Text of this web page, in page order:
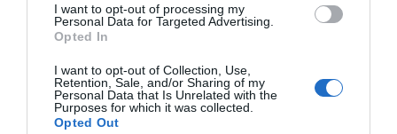
I want to opt-out of processing my
Personal Data for Targeted Advertising.
Opted In
I want to opt-out of Collection, Use,
Retention, Sale, and/or Sharing of my
Personal Data that Is Unrelated with the
Purposes for which it was collected.
Opted Out